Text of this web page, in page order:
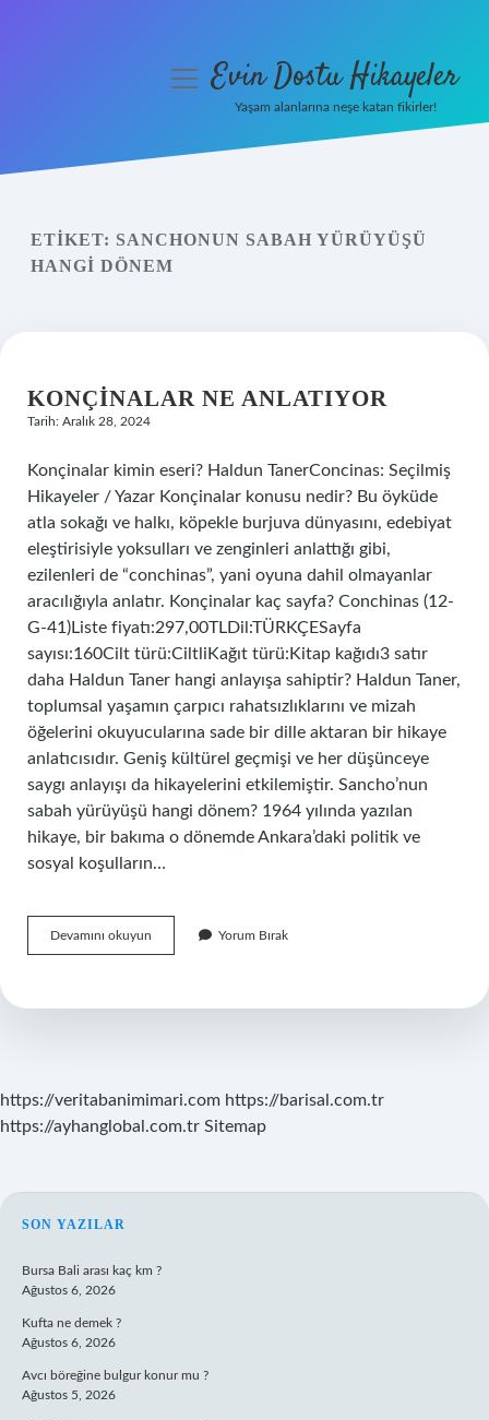
Yasal Uyarı
menüyüEvin Dostu Hikayeler
Yaşam alanlarına neşe katan fikirler!
ETIKET: SANCHONUN SABAH YÜRÜYÜŞÜ
HANGI DÖNEM
KONÇINALAR NE ANLATIYOR
Tarih: Aralık 28, 2024
Konçinalar kimin eseri? Haldun TanerConcinas: Seçilmiş
Hikayeler / Yazar Konçinalar konusu nedir? Bu öyküde
atla sokağı ve halkı, köpekle burjuva dünyasını, edebiyat
eleştirisiyle yoksulları ve zenginleri anlattığı gibi,
ezilenleri de “conchinas”, yani oyuna dahil olmayanlar
aracılığıyla anlatır. Konçinalar kaç sayfa? Conchinas (12-
G-41)Liste fiyatı:297,00TLDil:TÜRKÇESayfa
sayısı:160Cilt türü:CiltliKağıt türü:Kitap kağıdı3 satır
daha Haldun Taner hangi anlayışa sahiptir? Haldun Taner,
toplumsal yaşamın çarpıcı rahatsızlıklarını ve mizah
öğelerini okuyucularına sade bir dille aktaran bir hikaye
anlatıcısıdır. Geniş kültürel geçmişi ve her düşünceye
saygı anlayışı da hikayelerini etkilemiştir. Sancho’nun
sabah yürüyüşü hangi dönem? 1964 yılında yazılan
hikaye, bir bakıma o dönemde Ankara’daki politik ve
sosyal koşulların…
Devamını okuyun Konçinalar
Ne
Yorum Bırak
https://veritabanimimari.com https://barisal.com.tr
https://ayhanglobal.com.tr Sitemap
SIDEBAR
SON YAZILAR
Bursa Bali arası kaç km ?
Ağustos 6, 2026
Kufta ne demek ?
Ağustos 6, 2026
Avcı böreğine bulgur konur mu ?
Ağustos 5, 2026